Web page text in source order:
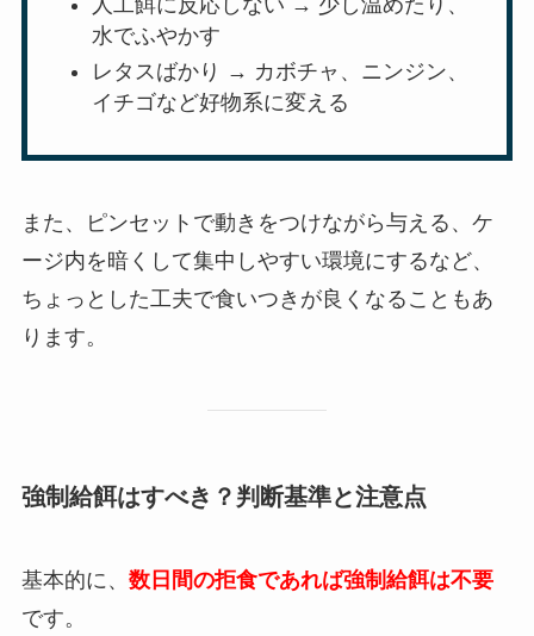
水でふやかす
レタスばかり → カボチャ、ニンジン、
イチゴなど好物系に変える
また、ピンセットで動きをつけながら与える、ケ
ージ内を暗くして集中しやすい環境にするなど、
ちょっとした工夫で食いつきが良くなることもあ
ります。
強制給餌はすべき？判断基準と注意点
基本的に、 数日間の拒食であれば強制給餌は不要
です。